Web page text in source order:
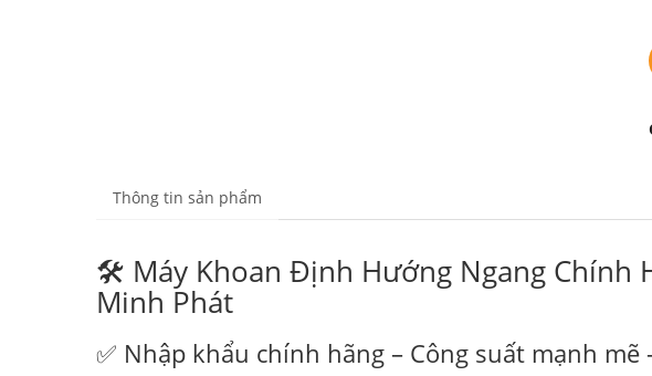
Thông tin sản phẩm
🛠️ Máy Khoan Định Hướng Ngang Chính
Minh Phát
✅ Nhập khẩu chính hãng – Công suất mạnh